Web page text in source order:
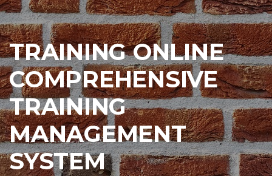
TRAINING ONLINE
COMPREHENSIVE
TRAINING
MANAGEMENT
SYSTEM